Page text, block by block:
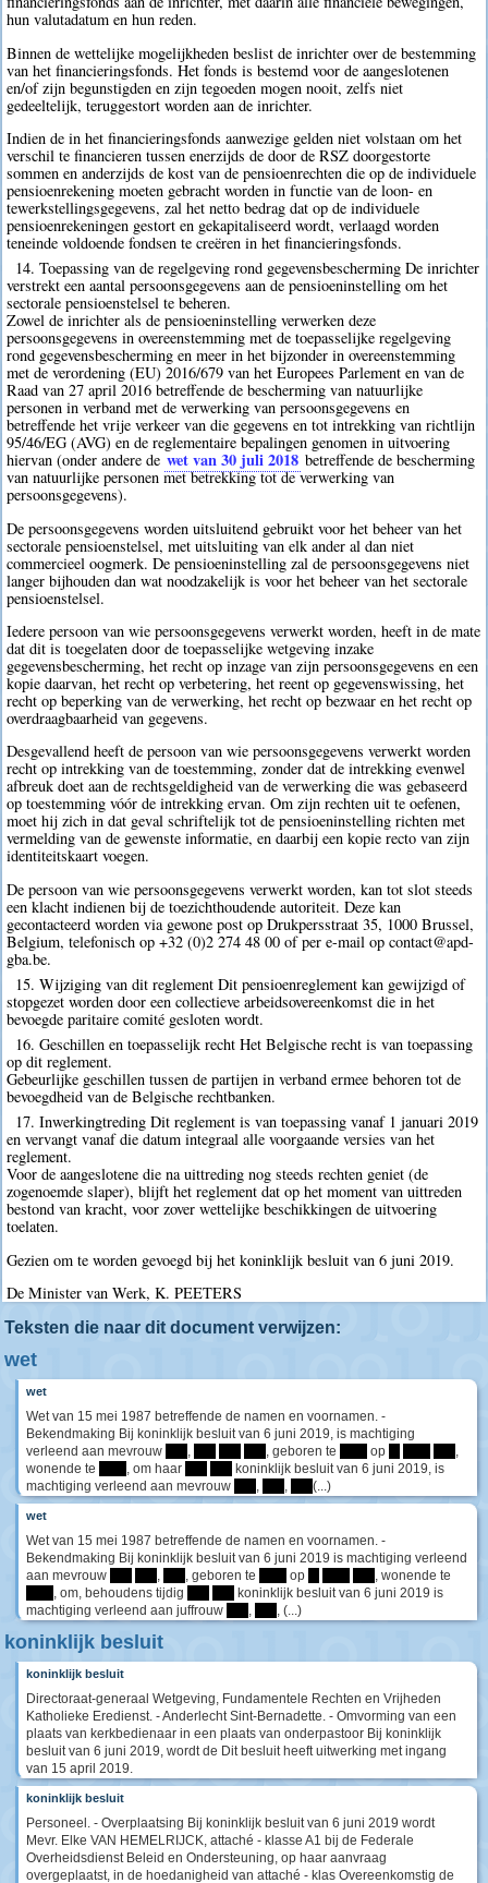
hun valutadatum en hun reden.
Binnen de wettelijke mogelijkheden beslist de inrichter over de bestemming
van het financieringsfonds. Het fonds is bestemd voor de aangeslotenen
en/of zijn begunstigden en zijn tegoeden mogen nooit, zelfs niet
gedeeltelijk, teruggestort worden aan de inrichter.
Indien de in het financieringsfonds aanwezige gelden niet volstaan om het
verschil te financieren tussen enerzijds de door de RSZ doorgestorte
sommen en anderzijds de kost van de pensioenrechten die op de individuele
pensioenrekening moeten gebracht worden in functie van de loon- en
tewerkstellingsgegevens, zal het netto bedrag dat op de individuele
pensioenrekeningen gestort en gekapitaliseerd wordt, verlaagd worden
teneinde voldoende fondsen te creëren in het financieringsfonds.
14. Toepassing van de regelgeving rond gegevensbescherming De inrichter
verstrekt een aantal persoonsgegevens aan de pensioeninstelling om het
sectorale pensioenstelsel te beheren.
Zowel de inrichter als de pensioeninstelling verwerken deze
persoonsgegevens in overeenstemming met de toepasselijke regelgeving
rond gegevensbescherming en meer in het bijzonder in overeenstemming
met de verordening (EU) 2016/679 van het Europees Parlement en van de
Raad van 27 april 2016 betreffende de bescherming van natuurlijke
personen in verband met de verwerking van persoonsgegevens en
betreffende het vrije verkeer van die gegevens en tot intrekking van richtlijn
95/46/EG (AVG) en de reglementaire bepalingen genomen in uitvoering
hiervan (onder andere de wet van 30 juli 2018 betreffende de bescherming
van natuurlijke personen met betrekking tot de verwerking van
persoonsgegevens).
De persoonsgegevens worden uitsluitend gebruikt voor het beheer van het
sectorale pensioenstelsel, met uitsluiting van elk ander al dan niet
commercieel oogmerk. De pensioeninstelling zal de persoonsgegevens niet
langer bijhouden dan wat noodzakelijk is voor het beheer van het sectorale
pensioenstelsel.
Iedere persoon van wie persoonsgegevens verwerkt worden, heeft in de mate
dat dit is toegelaten door de toepasselijke wetgeving inzake
gegevensbescherming, het recht op inzage van zijn persoonsgegevens en een
kopie daarvan, het recht op verbetering, het reent op gegevenswissing, het
recht op beperking van de verwerking, het recht op bezwaar en het recht op
overdraagbaarheid van gegevens.
Desgevallend heeft de persoon van wie persoonsgegevens verwerkt worden
recht op intrekking van de toestemming, zonder dat de intrekking evenwel
afbreuk doet aan de rechtsgeldigheid van de verwerking die was gebaseerd
op toestemming vóór de intrekking ervan. Om zijn rechten uit te oefenen,
moet hij zich in dat geval schriftelijk tot de pensioeninstelling richten met
vermelding van de gewenste informatie, en daarbij een kopie recto van zijn
identiteitskaart voegen.
De persoon van wie persoonsgegevens verwerkt worden, kan tot slot steeds
een klacht indienen bij de toezichthoudende autoriteit. Deze kan
gecontacteerd worden via gewone post op Drukpersstraat 35, 1000 Brussel,
Belgium, telefonisch op +32 (0)2 274 48 00 of per e-mail op contact@apd-
gba.be.
15. Wijziging van dit reglement Dit pensioenreglement kan gewijzigd of
stopgezet worden door een collectieve arbeidsovereenkomst die in het
bevoegde paritaire comité gesloten wordt.
16. Geschillen en toepasselijk recht Het Belgische recht is van toepassing
op dit reglement.
Gebeurlijke geschillen tussen de partijen in verband ermee behoren tot de
bevoegdheid van de Belgische rechtbanken.
17. Inwerkingtreding Dit reglement is van toepassing vanaf 1 januari 2019
en vervangt vanaf die datum integraal alle voorgaande versies van het
reglement.
Voor de aangeslotene die na uittreding nog steeds rechten geniet (de
zogenoemde slaper), blijft het reglement dat op het moment van uittreden
bestond van kracht, voor zover wettelijke beschikkingen de uitvoering
toelaten.
Gezien om te worden gevoegd bij het koninklijk besluit van 6 juni 2019.
De Minister van Werk, K. PEETERS
Teksten die naar dit document verwijzen:
wet
wet
Wet van 15 mei 1987 betreffende de namen en voornamen. -
Bekendmaking Bij koninklijk besluit van 6 juni 2019, is machtiging
verleend aan mevrouw
, geboren te op
wonende te
, om haar
koninklijk besluit van 6 juni 2019, is
machtiging verleend aan mevrouw
(...)
wet
Wet van 15 mei 1987 betreffende de namen en voornamen. -
Bekendmaking Bij koninklijk besluit van 6 juni 2019 is machtiging verleend
aan mevrouw
, geboren te op
, wonende te
, om, behoudens tijdig
koninklijk besluit van 6 juni 2019 is
machtiging verleend aan juffrouw
, (...)
koninklijk besluit
koninklijk besluit
Directoraat-generaal Wetgeving, Fundamentele Rechten en Vrijheden
Katholieke Eredienst. - Anderlecht Sint-Bernadette. - Omvorming van een
plaats van kerkbedienaar in een plaats van onderpastoor Bij koninklijk
besluit van 6 juni 2019, wordt de Dit besluit heeft uitwerking met ingang
van 15 april 2019.
koninklijk besluit
Personeel. - Overplaatsing Bij koninklijk besluit van 6 juni 2019 wordt
Mevr. Elke VAN HEMELRIJCK, attaché - klasse A1 bij de Federale
Overheidsdienst Beleid en Ondersteuning, op haar aanvraag
overgeplaatst, in de hoedanigheid van attaché - klas Overeenkomstig de